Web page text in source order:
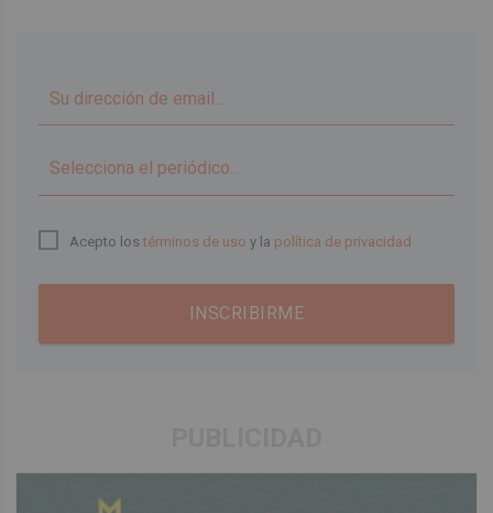
Acepto lostérminos de uso y la política de privacidad
INSCRIBIRME